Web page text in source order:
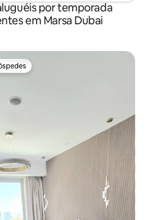
por temporada
em Marsa Dubai
dos hóspedes